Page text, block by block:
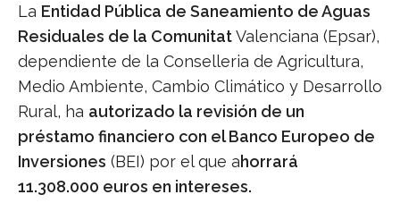
La Entidad Pública de Saneamiento de Aguas
Residuales de la ComunitatValenciana (Epsar),
dependiente de la Conselleria de Agricultura,
Medio Ambiente, Cambio Climático y Desarrollo
Rural, ha autorizado la revisión de un
préstamo financiero con el Banco Europeo de
Inversiones (BEI) por el que ahorrará
11.308.000 euros en intereses.